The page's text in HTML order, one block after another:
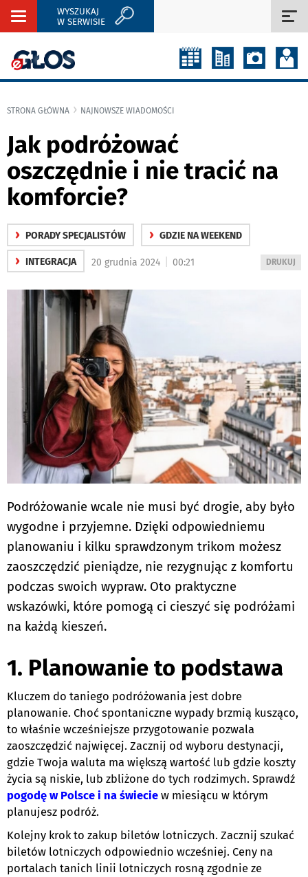
Rozwiń
WYSZUKAJ
W SERWISIE
STRONA GŁÓWNA NAJNOWSZE WIADOMOŚCI
Jak podróżować
oszczędnie i nie tracić na
komforcie?
› PORADY SPECJALISTÓW › GDZIE NA WEEKEND
› INTEGRACJA
WYDRUKUJ
DRUKUJ
20 grudnia 2024 00:21
Podróżowanie wcale nie musi być drogie, aby było
wygodne i przyjemne. Dzięki odpowiedniemu
planowaniu i kilku sprawdzonym trikom możesz
zaoszczędzić pieniądze, nie rezygnując z komfortu
podczas swoich wypraw. Oto praktyczne
wskazówki, które pomogą ci cieszyć się podróżami
na każdą kieszeń.
1. Planowanie to podstawa
Kluczem do taniego podróżowania jest dobre
planowanie. Choć spontaniczne wypady brzmią kusząco,
to właśnie wcześniejsze przygotowanie pozwala
zaoszczędzić najwięcej. Zacznij od wyboru destynacji,
gdzie Twoja waluta ma większą wartość lub gdzie koszty
życia są niskie, lub zbliżone do tych rodzimych. Sprawdź
pogodę w Polsce i na świecie w miesiącu w którym
planujesz podróż.
Kolejny krok to zakup biletów lotniczych. Zacznij szukać
biletów lotniczych odpowiednio wcześniej. Ceny na
portalach tanich linii lotniczych rosną zgodnie ze